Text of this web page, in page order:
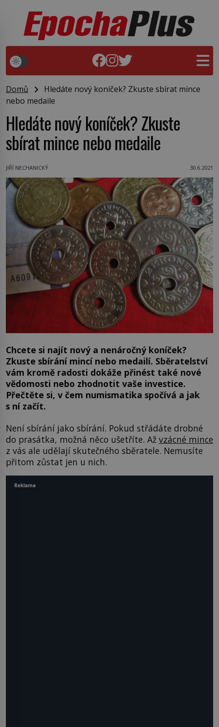
Domů
Hledáte nový koníček? Zkuste sbírat mince
nebo medaile
Hledáte nový koníček? Zkuste
sbírat mince nebo medaile
JIŘÍ NECHANICKÝ 30.6.2021
Chcete si najít nový a nenáročný koníček?
Zkuste sbírání mincí nebo medailí. Sběratelství
vám kromě radosti dokáže přinést také nové
vědomosti nebo zhodnotit vaše investice.
Přečtěte si, v čem numismatika spočívá a jak
s ní začít.
Není sbírání jako sbírání. Pokud střádáte drobné
do prasátka, možná něco ušetříte. Až vzácné mince
z vás ale udělají skutečného sběratele. Nemusíte
přitom zůstat jen u nich.
Reklama